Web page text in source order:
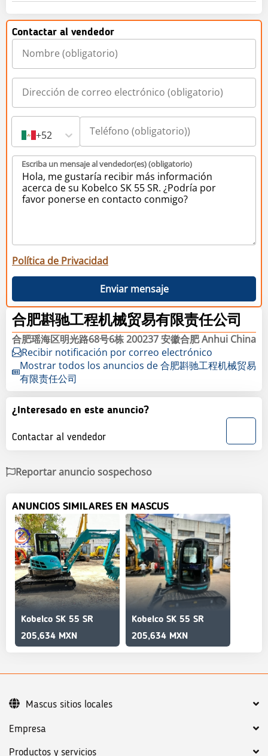
Contactar al vendedor
+52
Escriba un mensaje al vendedor(es) (obligatorio)
Política de Privacidad
Enviar mensaje
合肥斟驰工程机械贸易有限责任公司
合肥瑶海区明光路68号6栋 200237 安徽合肥 Anhui China
Recibir notificación por correo electrónico
Mostrar todos los anuncios de 合肥斟驰工程机械贸易
有限责任公司
¿Interesado en este anuncio?
Contactar al vendedor
Reportar anuncio sospechoso
ANUNCIOS SIMILARES EN MASCUS
Kobelco SK 55 SR
205,634 MXN
Kobelco SK 55 SR
205,634 MXN
Empresa
Productos y servicios
Mascus sitios locales